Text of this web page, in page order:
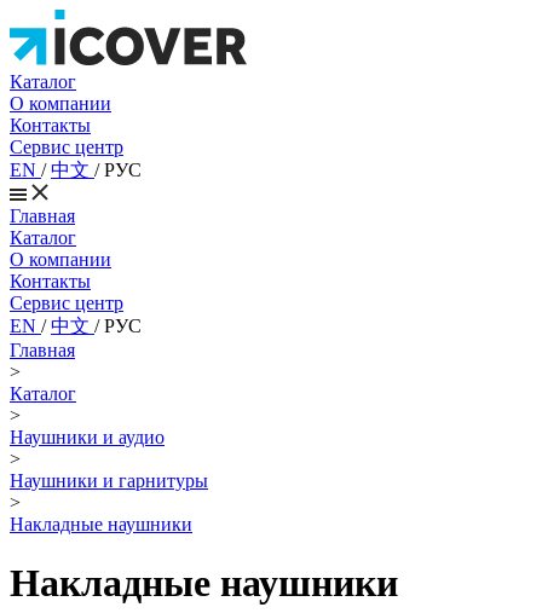
Каталог
О компании
Контакты
Сервис центр
EN /中文 /РУС
Главная
Каталог
О компании
Контакты
Сервис центр
EN /中文 /РУС
Главная
>
Каталог
>
Наушники и аудио
>
Наушники и гарнитуры
>
Накладные наушники
Накладные наушники